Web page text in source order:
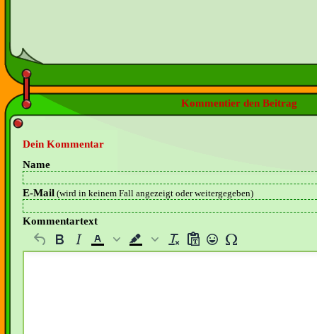
Kommentier den Beitrag
Dein Kommentar
Name
E-Mail (wird in keinem Fall angezeigt oder weitergegeben)
Kommentartext